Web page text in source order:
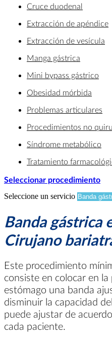
Cruce duodenal
Extracción de apéndice
Extracción de vesícula
Manga gástrica
Mini bypass gástrico
Obesidad mórbida
Problemas articulares
Procedimientos no
Síndrome metabólico
Tratamiento
Seleccionar procedimiento
Seleccione un servicio
Banda gástrica
Cirujano
Este procedimiento
consiste en colocar en
estómago una banda
disminuir la capacidad
puede ajustar de
cada paciente.